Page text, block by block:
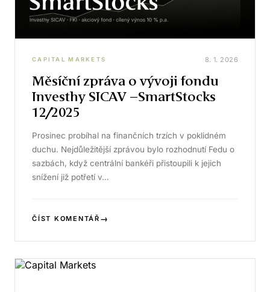
CAPITAL MARKETS 8. 1. 2026
Měsíční zpráva o vývoji fondu
Investhy SICAV –SmartStocks
12/2025
Prosinec probíhal na finančních trzích v poklidném
duchu. Nejdůležitější zprávou bylo rozhodnutí Fedu o
sazbách, když centrální bankéři přistoupili k jejich
snížení již potřetí v…
ČÍST KOMENTÁŘ →